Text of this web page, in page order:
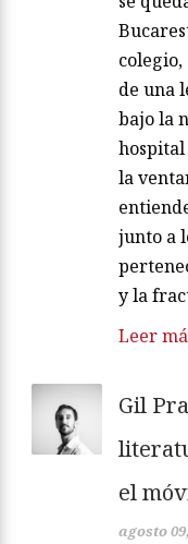
de una
bajo la
la
junto a
y la
Leer
Gil
el
agosto